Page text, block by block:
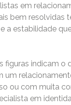
em
bem resolvidas
a estabilidade
figuras indicam o
um
ou com muita
em